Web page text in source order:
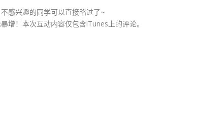
感兴趣的同学可以直接略过了~
增！本次互动内容仅包含iTunes上的评论。